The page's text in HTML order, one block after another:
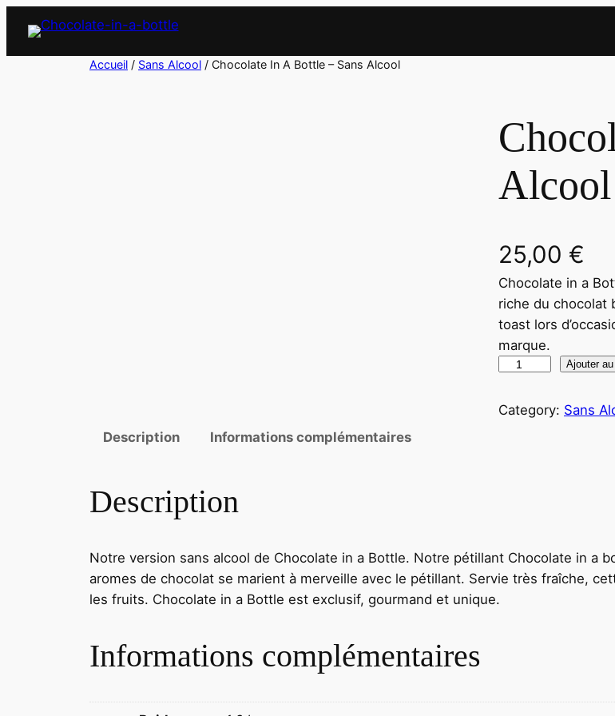
Accueil / Sans Alcool / Chocolate In A Bottle – Sans Alcool
Alcool
25,00 €
Chocolate in a
riche du chocolat
toast lors
marque.
Ajouter
Category: Sans
Description
Informations complémentaires
Description
Notre version sans alcool de Chocolate in a Bottle. Notre pétillant Chocolate in a
aromes de chocolat se marient à merveille avec le pétillant. Servie très fraîche,
les fruits. Chocolate in a Bottle est exclusif, gourmand et unique.
Informations complémentaires